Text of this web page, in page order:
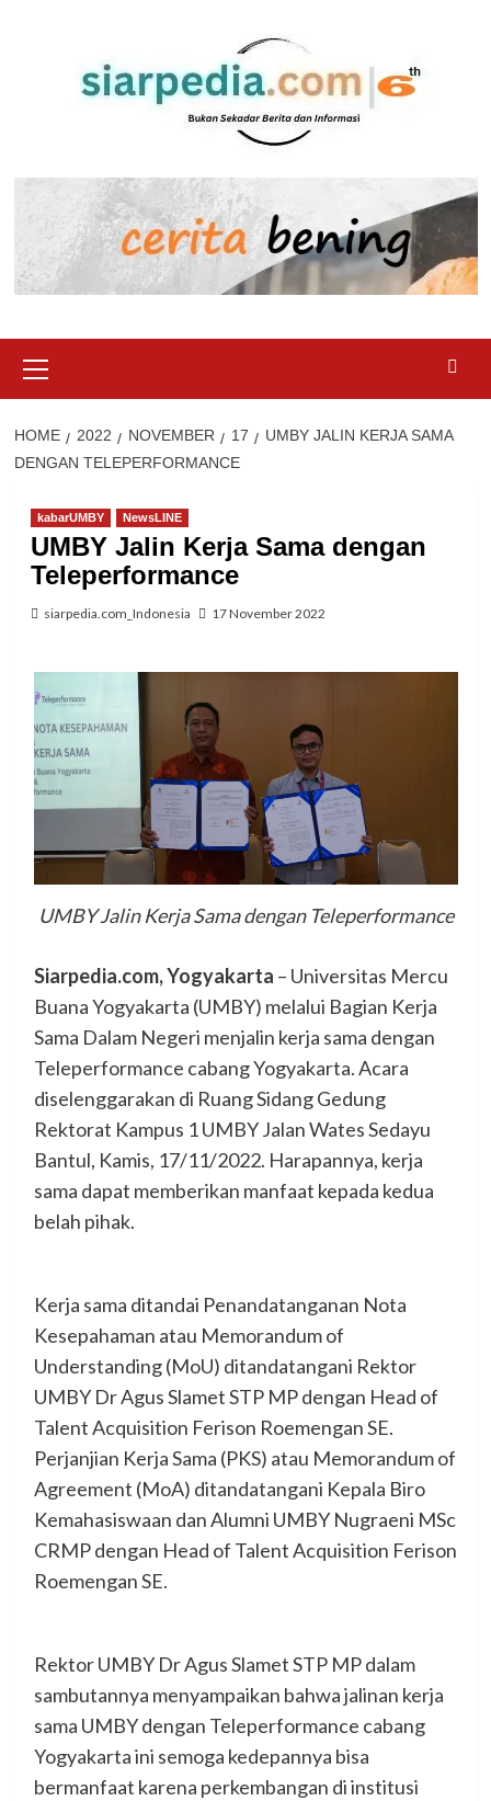
Menu
HOME 2022 NOVEMBER 17
UMBY JALIN KERJA SAMA
DENGAN TELEPERFORMANCE
kabarUMBY NewsLINE
UMBY Jalin Kerja Sama dengan
Teleperformance
siarpedia.com_Indonesia 17 November 2022
UMBY Jalin Kerja Sama dengan Teleperformance
Siarpedia.com, Yogyakarta – Universitas Mercu
Buana Yogyakarta (UMBY) melalui Bagian Kerja
Sama Dalam Negeri menjalin kerja sama dengan
Teleperformance cabang Yogyakarta. Acara
diselenggarakan di Ruang Sidang Gedung
Rektorat Kampus 1 UMBY Jalan Wates Sedayu
Bantul, Kamis, 17/11/2022. Harapannya, kerja
sama dapat memberikan manfaat kepada kedua
belah pihak.
Kerja sama ditandai Penandatanganan Nota
Kesepahaman atau Memorandum of
Understanding (MoU) ditandatangani Rektor
UMBY Dr Agus Slamet STP MP dengan Head of
Talent Acquisition Ferison Roemengan SE.
Perjanjian Kerja Sama (PKS) atau Memorandum of
Agreement (MoA) ditandatangani Kepala Biro
Kemahasiswaan dan Alumni UMBY Nugraeni MSc
CRMP dengan Head of Talent Acquisition Ferison
Roemengan SE.
Rektor UMBY Dr Agus Slamet STP MP dalam
sambutannya menyampaikan bahwa jalinan kerja
sama UMBY dengan Teleperformance cabang
Yogyakarta ini semoga kedepannya bisa
bermanfaat karena perkembangan di institusi